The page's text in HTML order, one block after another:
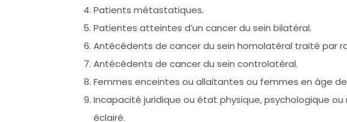
Patients métastatiques.
Patientes atteintes d’un cancer du sein bilatéral.
Antécédents de cancer du sein homolatéral traité par
Antécédents de cancer du sein controlatéral.
Femmes enceintes ou allaitantes ou femmes en âge
Incapacité juridique ou état physique, psychologique
éclairé.